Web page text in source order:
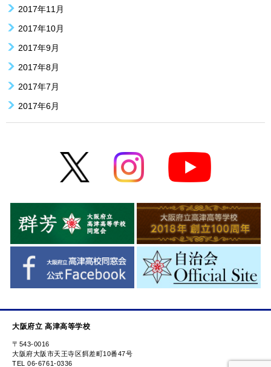
2017年11月
2017年10月
2017年9月
2017年8月
2017年7月
2017年6月
大阪府立 高津高等学校
〒543-0016
大阪府大阪市天王寺区餌差町10番47号
TEL 06-6761-0336